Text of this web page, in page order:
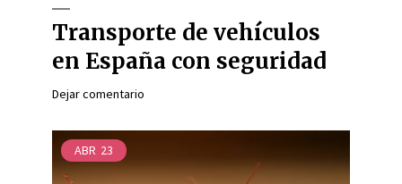
Transporte de vehículos
en España con seguridad
Dejar comentario
ABR 23